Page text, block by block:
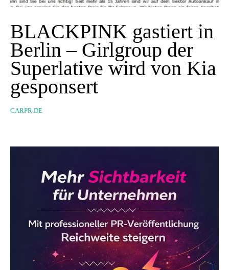
BLACKPINK gastiert in
Berlin – Girlgroup der
Superlative wird von Kia
gesponsert
CARPR.DE